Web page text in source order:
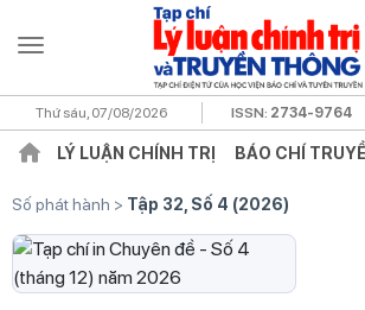
Thứ sáu, 07/08/2026 ISSN: 2734-9764
LÝ LUẬN CHÍNH TRỊ BÁO CHÍ
Số phát hành > Tập 32, Số 4 (2026)